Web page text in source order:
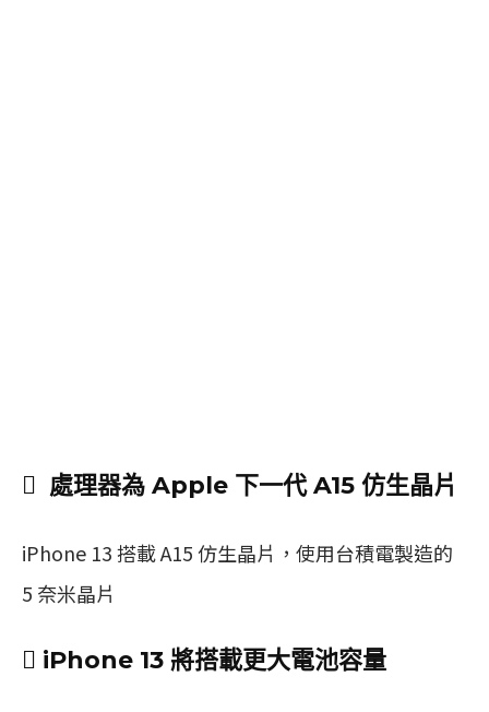
 處理器為 Apple 下一代 A15 仿生晶片
iPhone 13 搭載 A15 仿生晶片，使用台積電製造的
5 奈米晶片
 iPhone 13 將搭載更大電池容量